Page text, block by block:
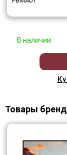
В наличии
Товары